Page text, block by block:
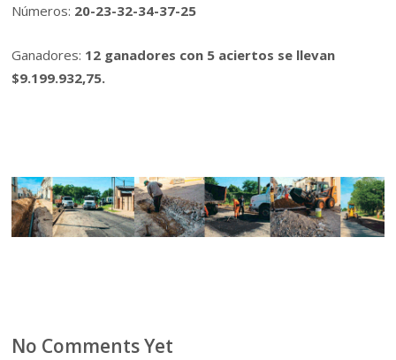
Números: 20-23-32-34-37-25
Ganadores: 12 ganadores con 5 aciertos se llevan
$9.199.932,75.
No Comments Yet